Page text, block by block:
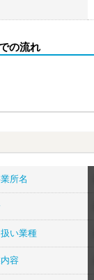
の流れ
所名
い業種
容